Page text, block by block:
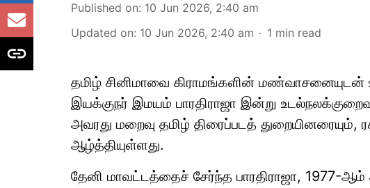
Published on: 10 Jun 2026, 2:40 am
Updated on: 10 Jun 2026, 2:40 am 1 min read
தமிழ் சினிமாவை கிராமங்களின்
இயக்குநர் இமயம் பாரதிராஜா இன்று
அவரது மறைவு தமிழ் திரைப்படத் துறையினரையும்,
ஆழ்த்தியுள்ளது.
தேனி மாவட்டத்தைச் சேர்ந்த பாரதிராஜா, 1977-